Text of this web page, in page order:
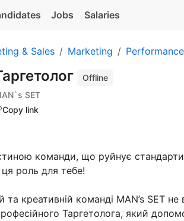
Jobs Salaries
& Sales Marketing
Offline
SET
Copy link
команди, що руйнує стандарти
ця роль для тебе!
та креативній команді MAN’s SET
Таргетолога, який